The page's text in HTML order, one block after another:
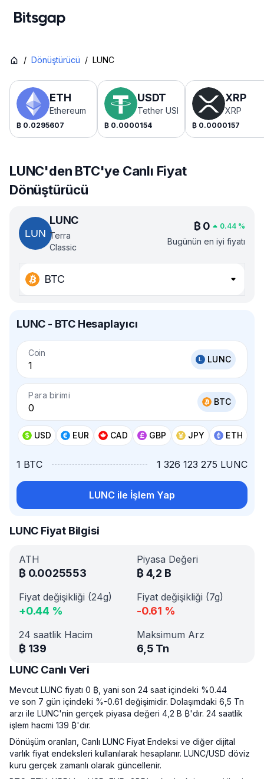
/ Dönüştürücü / LUNC
ETH
Ethereum
₿ 0.0295607
USDT
Tether USDt
₿ 0.0000154
XRP
XRP
₿ 0.0000157
LUNC'den BTC'ye Canlı Fiyat
Dönüştürücü
LUNC
Terra
Classic
₿ 0 0.44 %
Bugünün en iyi fiyatı
BTC
LUNC - BTC Hesaplayıcı
Coin
LUNC
Para birimi
BTC
USD EUR CAD GBP JPY ETH
1 BTC 1 326 123 275 LUNC
LUNC ile İşlem Yap
LUNC Fiyat Bilgisi
ATH
₿ 0.0025553
Piyasa Değeri
₿4,2 B
Fiyat değişikliği (24g)
+0.44 %
Fiyat değişikliği (7g)
-0.61 %
24 saatlik Hacim
₿ 139
Maksimum Arz
6,5 Tn
LUNC Canlı Veri
Mevcut LUNC fiyatı 0 ₿, yani son 24 saat içindeki %0.44
ve son 7 gün içindeki %-0.61 değişimidir. Dolaşımdaki 6,5 Tn
arzı ile LUNC'nin gerçek piyasa değeri 4,2 B ₿'dır. 24 saatlik
işlem hacmi 139 ₿'dır.
Dönüşüm oranları, Canlı LUNC Fiyat Endeksi ve diğer dijital
varlık fiyat endeksleri kullanılarak hesaplanır. LUNC/USD döviz
kuru gerçek zamanlı olarak güncellenir.